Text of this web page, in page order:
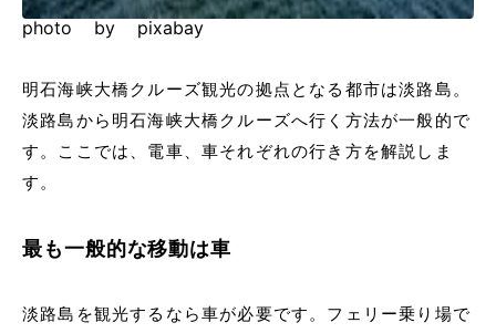
photo by pixabay
明石海峡大橋クルーズ観光の拠点となる都市は淡路島。
淡路島から明石海峡大橋クルーズへ行く方法が一般的で
す。ここでは、電車、車それぞれの行き方を解説しま
す。
最も一般的な移動は車
淡路島を観光するなら車が必要です。フェリー乗り場で